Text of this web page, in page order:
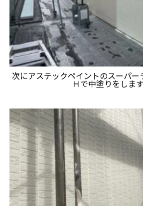
次にアステックペイントのスーパー
Ｈで中塗りをしま